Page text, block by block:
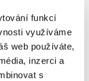
funkcí
využíváme
web používáte,
inzerci a
s
SUPER CENA